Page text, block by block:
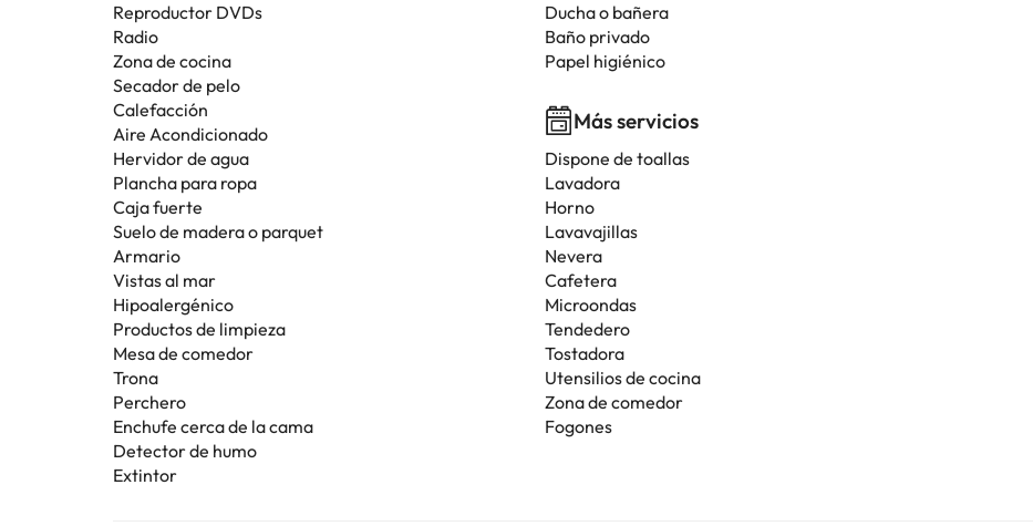
Reproductor DVDs
Radio
Zona de cocina
Secador de pelo
Calefacción
Aire Acondicionado
Hervidor de agua
Plancha para ropa
Caja fuerte
Suelo de madera o parquet
Armario
Vistas al mar
Hipoalergénico
Productos de limpieza
Mesa de comedor
Trona
Perchero
Enchufe cerca de la cama
Detector de humo
Extintor
Ducha o bañera
Baño privado
Papel higiénico
Más servicios
Dispone de toallas
Lavadora
Horno
Lavavajillas
Nevera
Cafetera
Microondas
Tendedero
Tostadora
Utensilios de cocina
Zona de comedor
Fogones